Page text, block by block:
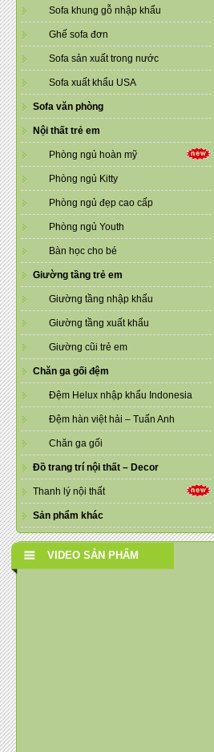
Sofa khung gỗ nhập khẩu
Ghế sofa đơn
Sofa sản xuất trong nước
Sofa xuất khẩu USA
Sofa văn phòng
Nội thất trẻ em
Phòng ngủ hoàn mỹ
Phòng ngủ Kitty
Phòng ngủ đẹp cao cấp
Phòng ngủ Youth
Bàn học cho bé
Giường tầng trẻ em
Giường tầng nhập khẩu
Giường tầng xuất khẩu
Giường cũi trẻ em
Chăn ga gối đệm
Đệm Helux nhập khẩu Indonesia
Đệm hàn việt hải – Tuấn Anh
Chăn ga gối
Đồ trang trí nội thất – Decor
Thanh lý nội thất
Sản phẩm khác
VIDEO SẢN PHẨM